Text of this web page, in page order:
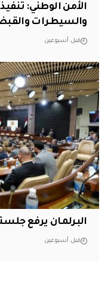
والسيطرات والقبض على
قبل أسبوعين
البرلمان يرفع
قبل أسبوعين